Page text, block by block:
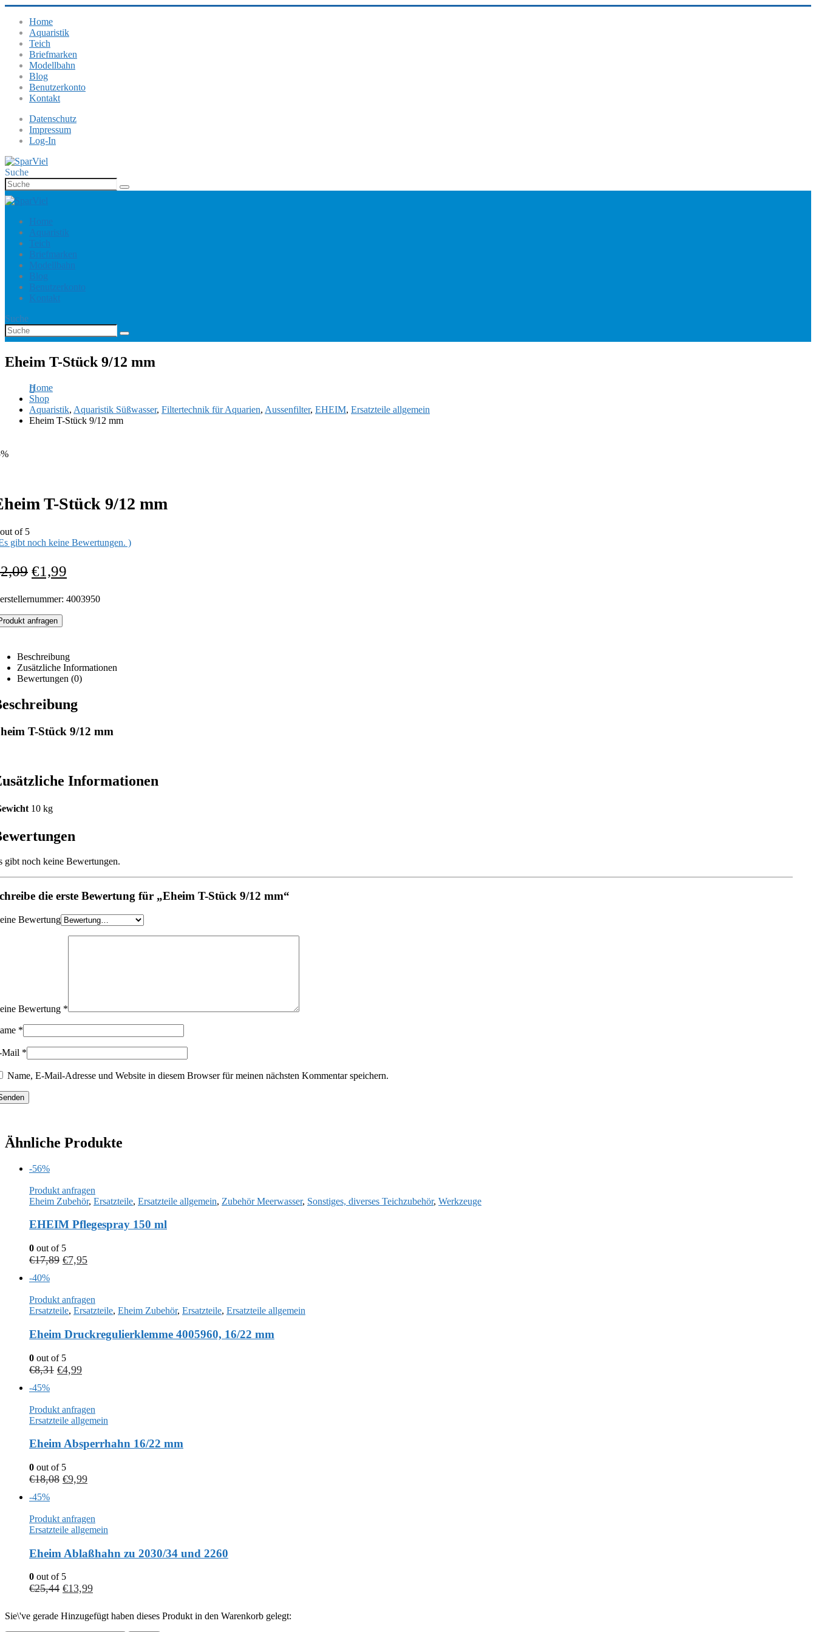
Home
Aquaristik
Teich
Briefmarken
Modellbahn
Blog
Benutzerkonto
Kontakt
Datenschutz
Impressum
Log-In
Suche
Home
Aquaristik
Teich
Briefmarken
Modellbahn
Blog
Benutzerkonto
Kontakt
Suche
Eheim T-Stück 9/12 mm
Home
Shop
Aquaristik, Aquaristik Süßwasser, Filtertechnik für Aquarien, Aussenfilter, EHEIM, Ersatzteile allgemein
Eheim T-Stück 9/12 mm
T-Stück 9/12 mm
of 5
gibt noch keine Bewertungen. )
2,09 €1,99
4003950
anfragen
Beschreibung
Zusätzliche Informationen
Bewertungen (0)
T-Stück 9/12 mm
Informationen
10 kg
gibt noch keine Bewertungen.
die erste Bewertung für „Eheim T-Stück 9/12 mm“
Bewertung
Bewertung *
*
Mail *
Name, E-Mail-Adresse und Website in diesem Browser für meinen nächsten Kommentar speichern.
Ähnliche Produkte
-56%
Produkt anfragen
Eheim Zubehör, Ersatzteile, Ersatzteile allgemein, Zubehör Meerwasser, Sonstiges, diverses Teichzubehör, Werkzeuge
EHEIM Pflegespray 150 ml
0 out of 5
€17,89 €7,95
-40%
Produkt anfragen
Ersatzteile, Ersatzteile, Eheim Zubehör, Ersatzteile, Ersatzteile allgemein
Eheim Druckregulierklemme 4005960, 16/22 mm
0 out of 5
€8,31 €4,99
-45%
Produkt anfragen
Ersatzteile allgemein
Eheim Absperrhahn 16/22 mm
0 out of 5
€18,08 €9,99
-45%
Produkt anfragen
Ersatzteile allgemein
Eheim Ablaßhahn zu 2030/34 und 2260
0 out of 5
€25,44 €13,99
Sie\'ve gerade Hinzugefügt haben dieses Produkt in den Warenkorb gelegt: